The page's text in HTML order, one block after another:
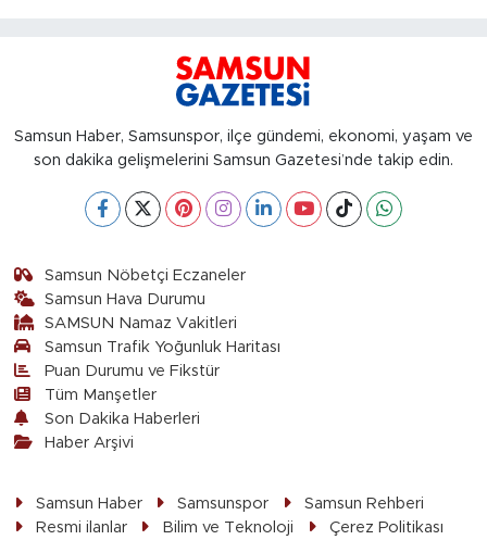
Samsun Haber, Samsunspor, ilçe gündemi, ekonomi, yaşam ve
son dakika gelişmelerini Samsun Gazetesi’nde takip edin.
Samsun Nöbetçi Eczaneler
Samsun Hava Durumu
SAMSUN Namaz Vakitleri
Samsun Trafik Yoğunluk Haritası
Puan Durumu ve Fikstür
Tüm Manşetler
Son Dakika Haberleri
Haber Arşivi
Samsun Haber Samsunspor
Samsun Rehberi
Resmi ilanlar
Bilim ve Teknoloji
Çerez Politikası